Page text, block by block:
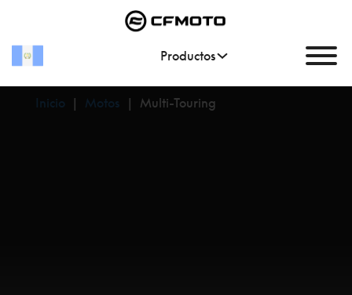
Productos
Inicio | Motos | Multi-Touring